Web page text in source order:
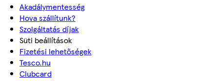
Akadálymentesség
Hova szállítunk?
Szolgáltatás díjak
Süti beállítások
Fizetési lehetőségek
Tesco.hu
Clubcard